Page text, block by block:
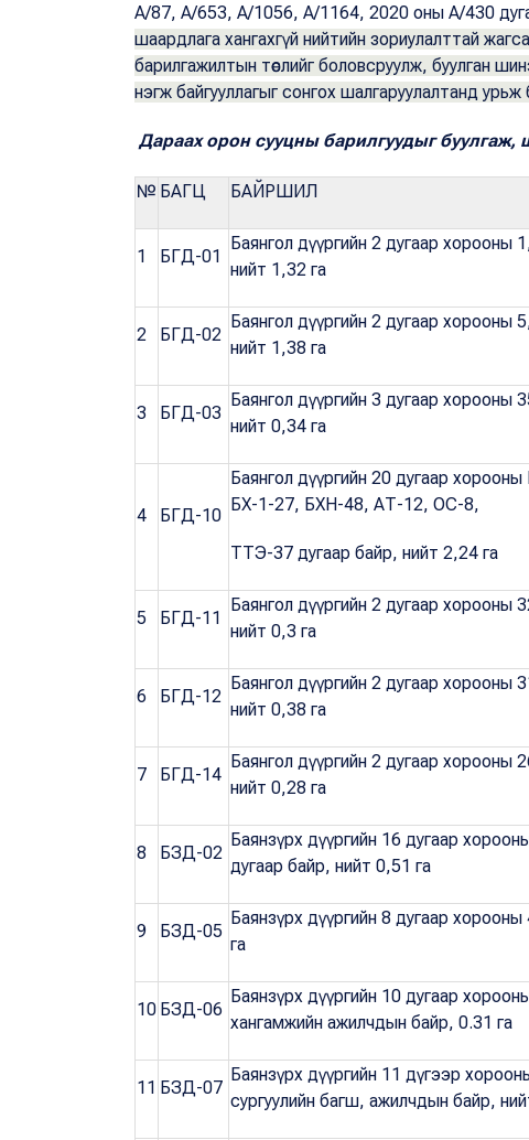
А/87, А/653, А/1056, А/1164, 2020 оны А/430
шаардлага хангахгүй нийтийн зориулалттай
барилгажилтын төслийг боловсруулж, буулган
нэгж байгууллагыг сонгох шалгаруулалтанд урьж
Дараах орон сууцны барилгуудыг буулгаж,
№ БАГЦ БАЙРШИЛ
1 БГД-01
Баянгол дүүргийн 2 дугаар хорооны
нийт 1,32 га
2 БГД-02
Баянгол дүүргийн 2 дугаар хорооны
нийт 1,38 га
3 БГД-03
Баянгол дүүргийн 3 дугаар хорооны
нийт 0,34 га
4 БГД-10
Баянгол дүүргийн 20 дугаар
БХ-1-27, БХН-48, АТ-12, ОС-8,
ТТЭ-37 дугаар байр, нийт 2,24 га
5 БГД-11
Баянгол дүүргийн 2 дугаар хорооны
нийт 0,3 га
6 БГД-12
Баянгол дүүргийн 2 дугаар хорооны
нийт 0,38 га
7 БГД-14
Баянгол дүүргийн 2 дугаар хорооны
нийт 0,28 га
8 БЗД-02
Баянзүрх дүүргийн 16 дугаар
дугаар байр, нийт 0,51 га
9 БЗД-05
Баянзүрх дүүргийн 8 дугаар
га
10 БЗД-06
Баянзүрх дүүргийн 10 дугаар хорооны
хангамжийн ажилчдын байр, 0.31 га
11 БЗД-07
Баянзүрх дүүргийн 11 дүгээр
сургуулийн багш, ажилчдын байр,